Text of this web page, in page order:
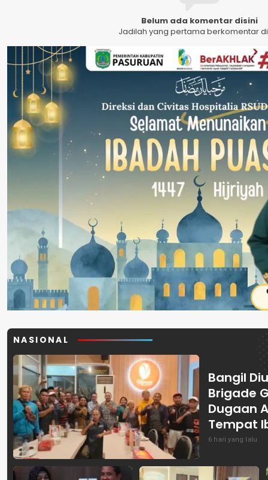
Belum ada komentar disini
Jadilah yang pertama berkomentar
NASIONAL
Bangil
Brigade
Dugaan
Tempat
6 hari yang lalu